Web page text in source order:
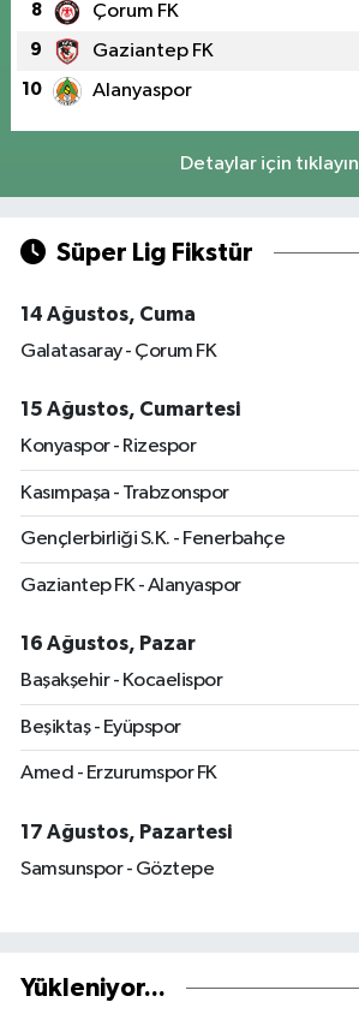
8 Çorum FK
9 Gaziantep FK
10 Alanyaspor
Detaylar için tıklayın
Süper Lig Fikstür
14 Ağustos, Cuma
Galatasaray - Çorum FK
15 Ağustos, Cumartesi
Konyaspor - Rizespor
Kasımpaşa - Trabzonspor
Gençlerbirliği S.K. - Fenerbahçe
Gaziantep FK - Alanyaspor
16 Ağustos, Pazar
Başakşehir - Kocaelispor
Beşiktaş - Eyüpspor
Amed - Erzurumspor FK
17 Ağustos, Pazartesi
Samsunspor - Göztepe
Yükleniyor...